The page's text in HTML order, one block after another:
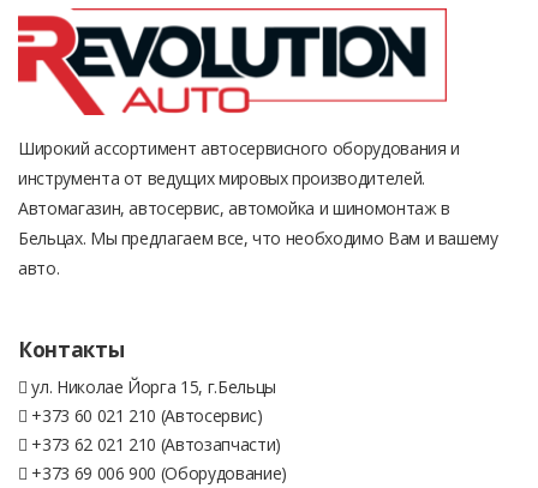
Широкий ассортимент автосервисного оборудования и
инструмента от ведущих мировых производителей.
Автомагазин, автосервис, автомойка и шиномонтаж в
Бельцах. Мы предлагаем все, что необходимо Вам и вашему
авто.
Контакты
ул. Николае Йорга 15, г.Бельцы
+373 60 021 210 (Автосервис)
+373 62 021 210 (Автозапчасти)
+373 69 006 900 (Оборудование)